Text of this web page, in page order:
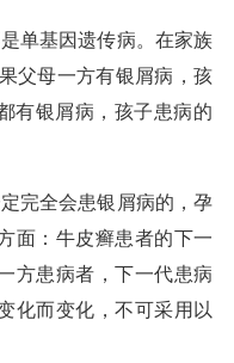
单基因遗传病。在家族
父母一方有银屑病，孩
有银屑病，孩子患病的
完全会患银屑病的，孕
面：牛皮癣患者的下一
方患病者，下一代患病
化而变化，不可采用以